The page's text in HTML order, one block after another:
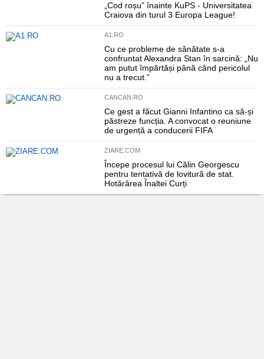
„Cod roșu” înainte KuPS - Universitatea
Craiova din turul 3 Europa League!
A1.RO
Cu ce probleme de sănătate s-a
confruntat Alexandra Stan în sarcină: „Nu
am putut împărtăși până când pericolul
nu a trecut.”
CANCAN.RO
Ce gest a făcut Gianni Infantino ca să-și
păstreze funcția. A convocat o reuniune
de urgență a conducerii FIFA
ZIARE.COM
Începe procesul lui Călin Georgescu
pentru tentativă de lovitură de stat.
Hotărârea Înaltei Curți